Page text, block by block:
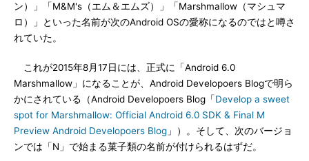
ン）」「M&M's（エム＆エムズ）」「Marshmallow（マシュマ
ロ）」といった名前が次のAndroid OSの愛称になるのではと噂さ
れていた。
これが2015年8月17日には、正式に「Android 6.0
Marshmallow」になることが、Android Developoers Blogで明ら
かにされている（Android Developoers Blog「Develop a sweet
spot for Marshmallow: Official Android 6.0 SDK & Final M
Preview Android Developoers Blog 」）。そして、次のバージョ
ンでは「N」で始まる菓子類の名前が付けられるはずだ。